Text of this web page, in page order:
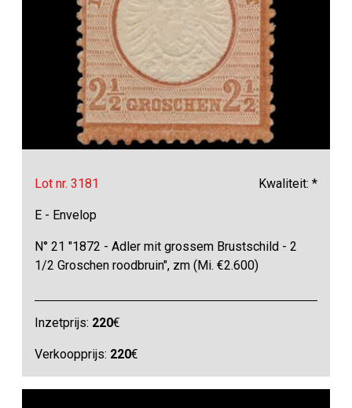
Lot nr. 3181 Kwaliteit: *
E - Envelop
N° 21 "1872 - Adler mit grossem Brustschild - 2
1/2 Groschen roodbruin", zm (Mi. €2.600)
Inzetprijs: 220€
Verkoopprijs: 220€